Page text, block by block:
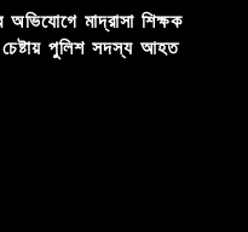
অভিযোগে মাদ্রাসা শিক্ষক
পুলিশ সদস্য আহত